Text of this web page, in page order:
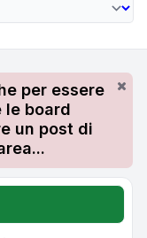
per essere
board
un post di